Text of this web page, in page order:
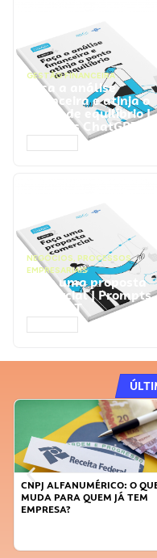
GESTÃO FINANCEIRA
Faça a análise
financeira e atinja o
ponto de equilíbrio |
Prompts ChatGPT
NEGÓCIOS, PROCESSOS
EMPRESARIAIS
Faça uma proposta
comercial | Prompts
ChatGPT
DICAS PARA OBTER